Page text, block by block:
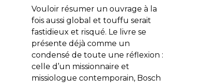
Vouloir résumer un ouvrage à la
fois aussi global et touffu serait
fastidieux et risqué. Le livre se
présente déjà comme un
condensé de toute une réflexion :
celle d’un missionnaire et
missiologue contemporain, Bosch